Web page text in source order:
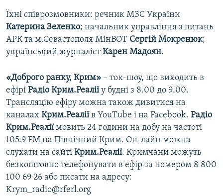
Їхні співрозмовники: речник МЗС України
Катерина Зеленко; начальник управління з питань
АРК та м.Севастополя МінВОТ Сергій Мокренюк;
український журналістКарен Мадоян.
«Доброго ранку, Крим» – ток-шоу, що виходить в
ефірі Радіо Крим.Реаліїу будні з 8.00 до 9.00.
Трансляцію ефіру можна також дивитися на
каналах Крим.Реаліїв YouTube і на Facebook. Радіо
Крим.Реаліїмовить 24 години на добу на частоті
105.9 FM на Північний Крим. Он-лайн можна
слухати на сайті Крим.Реалії. Кримчани можуть
безкоштовно телефонувати в ефір за номером 8 800
100 69 26 або писати на адресу:
Krym_radio@rferl.org